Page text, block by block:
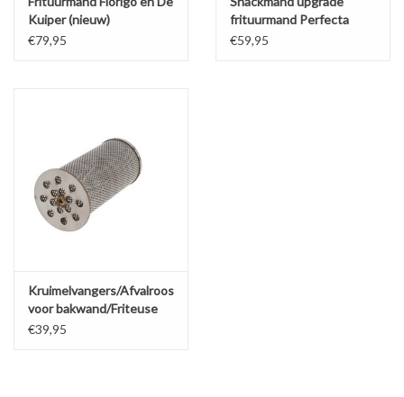
Kuiper (nieuw)
€79,95
frituurmand Perfecta
Kiremko Florigo De
€59,95
Kruimelvangers/Afvalroosters
voor bakwand/Friteuse
(Nieuw)
€39,95